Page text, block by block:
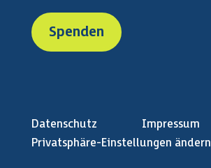
Spenden
Datenschutz
Impressum
Privatsphäre-Einstellungen ändern